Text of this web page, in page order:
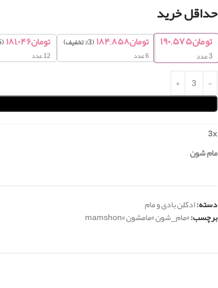
حداقل خرید
تومان۱۹۰,۵۷۵
3عدد
تومان۱۸۴,۸۵۸(3% تخفیف)
6 عدد
تومان۱۸۱,۰۴۶(5% تخفیف)
12 عدد
3x
مام شون
دسته:ادکلن بادی و مام
برچسب:#مام_شون #مامشون #mamshon